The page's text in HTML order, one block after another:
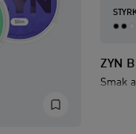
ZYN
Smak